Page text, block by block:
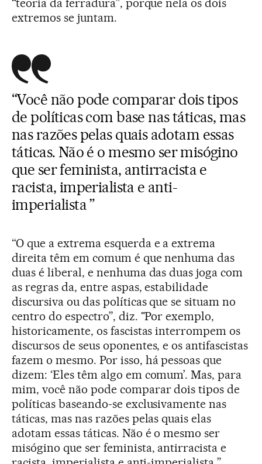
“teoria da ferradura”, porque nela os dois
extremos se juntam.
“Você não pode comparar dois tipos
de políticas com base nas táticas, mas
nas razões pelas quais adotam essas
táticas. Não é o mesmo ser misógino
que ser feminista, antirracista e
racista, imperialista e anti-
imperialista ”
“O que a extrema esquerda e a extrema
direita têm em comum é que nenhuma das
duas é liberal, e nenhuma das duas joga com
as regras da, entre aspas, estabilidade
discursiva ou das políticas que se situam no
centro do espectro”, diz. "Por exemplo,
historicamente, os fascistas interrompem os
discursos de seus oponentes, e os antifascistas
fazem o mesmo. Por isso, há pessoas que
dizem: ‘Eles têm algo em comum’. Mas, para
mim, você não pode comparar dois tipos de
políticas baseando-se exclusivamente nas
táticas, mas nas razões pelas quais elas
adotam essas táticas. Não é o mesmo ser
misógino que ser feminista, antirracista e